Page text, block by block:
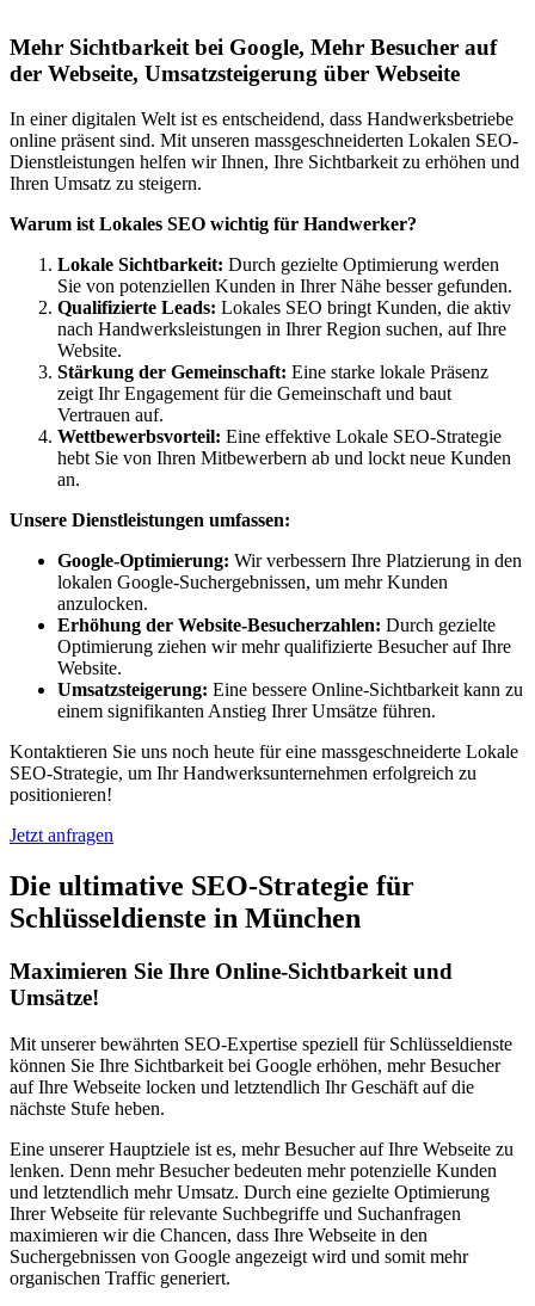
Mehr Sichtbarkeit bei Google, Mehr Besucher auf
der Webseite, Umsatzsteigerung über Webseite
In einer digitalen Welt ist es entscheidend, dass Handwerksbetriebe
online präsent sind. Mit unseren massgeschneiderten Lokalen SEO-
Dienstleistungen helfen wir Ihnen, Ihre Sichtbarkeit zu erhöhen und
Ihren Umsatz zu steigern.
Warum ist Lokales SEO wichtig für Handwerker?
Lokale Sichtbarkeit: Durch gezielte Optimierung werden
Sie von potenziellen Kunden in Ihrer Nähe besser gefunden.
Qualifizierte Leads: Lokales SEO bringt Kunden, die aktiv
nach Handwerksleistungen in Ihrer Region suchen, auf Ihre
Website.
Stärkung der Gemeinschaft: Eine starke lokale Präsenz
zeigt Ihr Engagement für die Gemeinschaft und baut
Vertrauen auf.
Wettbewerbsvorteil: Eine effektive Lokale SEO-Strategie
hebt Sie von Ihren Mitbewerbern ab und lockt neue Kunden
an.
Unsere Dienstleistungen umfassen:
Google-Optimierung: Wir verbessern Ihre Platzierung in den
lokalen Google-Suchergebnissen, um mehr Kunden
anzulocken.
Erhöhung der Website-Besucherzahlen: Durch gezielte
Optimierung ziehen wir mehr qualifizierte Besucher auf Ihre
Website.
Umsatzsteigerung: Eine bessere Online-Sichtbarkeit kann zu
einem signifikanten Anstieg Ihrer Umsätze führen.
Kontaktieren Sie uns noch heute für eine massgeschneiderte Lokale
SEO-Strategie, um Ihr Handwerksunternehmen erfolgreich zu
positionieren!
Jetzt anfragen
Die ultimative SEO-Strategie für
Schlüsseldienste in München
Maximieren Sie Ihre Online-Sichtbarkeit und
Umsätze!
Mit unserer bewährten SEO-Expertise speziell für Schlüsseldienste
können Sie Ihre Sichtbarkeit bei Google erhöhen, mehr Besucher
auf Ihre Webseite locken und letztendlich Ihr Geschäft auf die
nächste Stufe heben.
Eine unserer Hauptziele ist es, mehr Besucher auf Ihre Webseite zu
lenken. Denn mehr Besucher bedeuten mehr potenzielle Kunden
und letztendlich mehr Umsatz. Durch eine gezielte Optimierung
Ihrer Webseite für relevante Suchbegriffe und Suchanfragen
maximieren wir die Chancen, dass Ihre Webseite in den
Suchergebnissen von Google angezeigt wird und somit mehr
organischen Traffic generiert.